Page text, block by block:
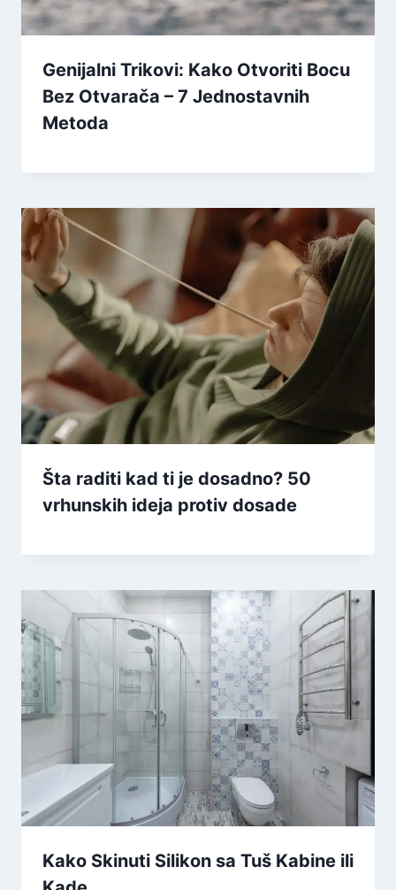
Genijalni Trikovi: Kako Otvoriti Bocu
Bez Otvarača – 7 Jednostavnih
Metoda
Šta raditi kad ti je dosadno? 50
vrhunskih ideja protiv dosade
Kako Skinuti Silikon sa Tuš Kabine ili